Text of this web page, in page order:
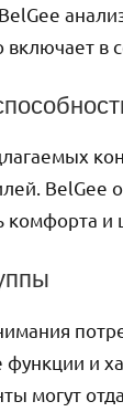
включает в
BelGee
комфорта и
функции и
могут